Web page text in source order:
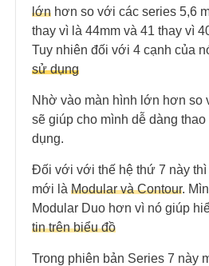
lớn hơn so với các series 5,6
thay vì là 44mm và 41 thay vì
Tuy nhiên đối với 4 cạnh của
sử dụng
Nhờ vào màn hình lớn hơn
sẽ giúp cho mình dễ dàng
dụng.
Đối với với thế hệ thứ 7 này thì
mới là Modular và Contour.
Modular Duo hơn vì nó giúp
tin trên biểu đồ
Trong phiên bản Series 7 này